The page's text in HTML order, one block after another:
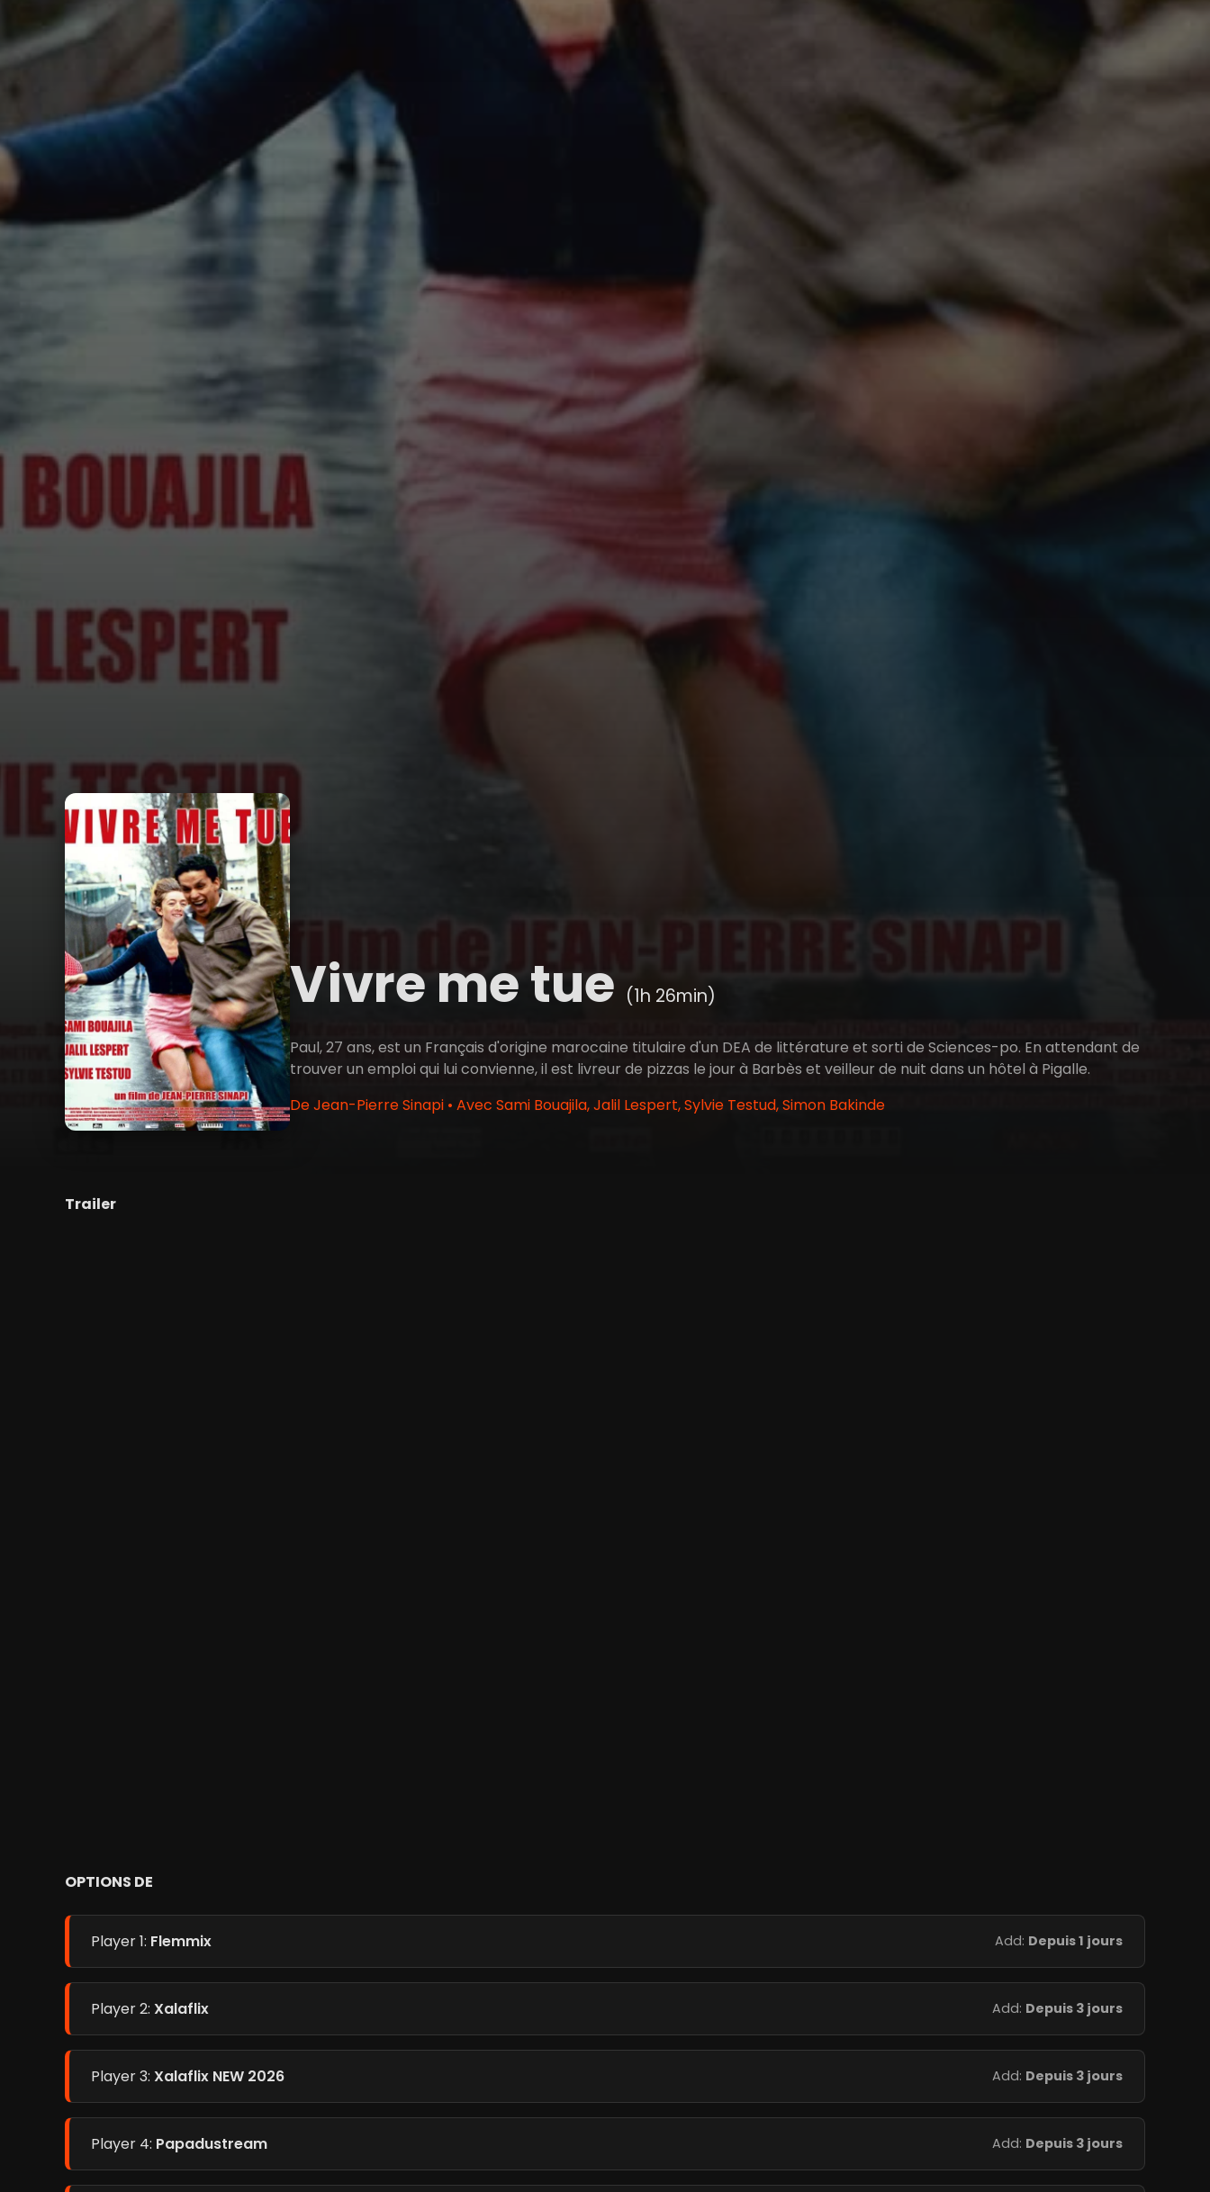
Vivre me tue (1h 26min)
Paul, 27 ans, est un Français d'origine marocaine titulaire d'un DEA de littérature et sorti de Sciences-po. En attendant de
trouver un emploi qui lui convienne, il est livreur de pizzas le jour à Barbès et veilleur de nuit dans un hôtel à Pigalle.
De Jean-Pierre Sinapi • Avec Sami Bouajila, Jalil Lespert, Sylvie Testud, Simon Bakinde
Trailer
OPTIONS DE
Player 1: Flemmix Add: Depuis 1 jours
Player 2: Xalaflix Add: Depuis 3 jours
Player 3: Xalaflix NEW 2026 Add: Depuis 3 jours
Player 4: Papadustream Add: Depuis 3 jours